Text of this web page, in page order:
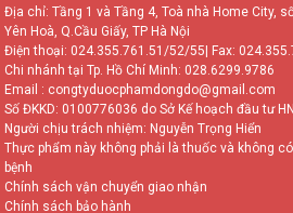
Địa chỉ: Tầng 1 và Tầng 4, Toà nhà Home City,
Yên Hoà, Q.Cầu Giấy, TP Hà Nội
Điện thoại: 024.355.761.51/52/55
| Fax:
Chi nhánh tại Tp. Hồ Chí Minh: 028.6299.9786
Email : congtyduocphamdongdo@gmail.com
Số ĐKKD: 0100776036 do Sở Kế hoạch đầu tư
Người chịu trách nhiệm: Nguyễn Trọng Hiển
Thực phẩm này không phải là thuốc và không
bệnh
Chính sách vận chuyển giao nhận
Chính sách bảo hành